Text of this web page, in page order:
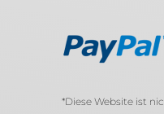
*Diese Website ist